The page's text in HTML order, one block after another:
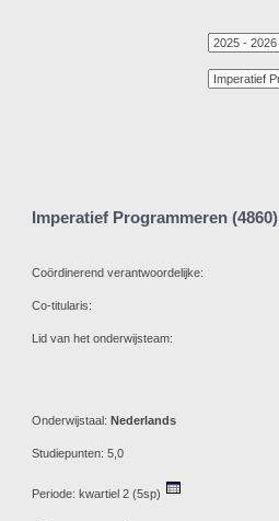
Imperatief Programmeren (4860)
Coördinerend verantwoordelijke:
Co-titularis:
Lid van het onderwijsteam:
Onderwijstaal: Nederlands
Studiepunten: 5,0
Periode: kwartiel 2 (5sp)